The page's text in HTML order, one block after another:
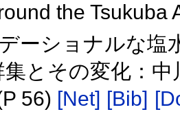
the Tsukuba
ーショナルな塩
集とその変化：
56) [Net] [Bib]